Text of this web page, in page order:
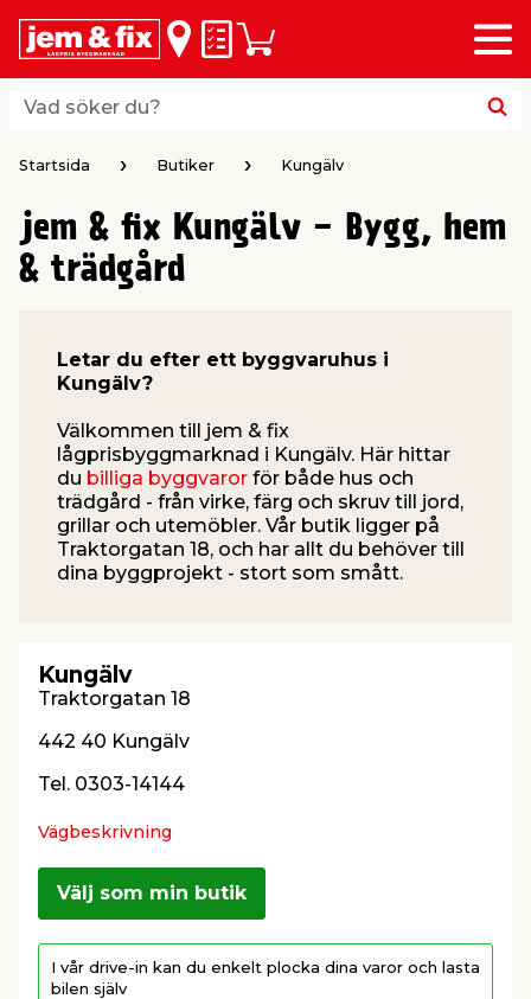
Vad söker du?
Vad söker du?
Inköpslista
Varukorg
Meny
Listverk
& Panel
Plattor
& Klinker
& Fönster
Inredning
& Förvaring
Städ
& Säkerhet
& Dekoration
& Förråd
& Nät
& Flaggstänger
& Ficklampor
& spackel
Maskering
& Tapetverktyg
& Multispray
elverktyg
& Märkning
& Bockar
Rep & Snöre
& Inredning
Startsida Butiker Kungälv
jem & fix Kungälv - Bygg, hem
& trädgård
Letar du efter ett byggvaruhus i
Kungälv?
Välkommen till jem & fix
lågprisbyggmarknad i Kungälv. Här hittar
du billiga byggvaror för både hus och
trädgård - från virke, färg och skruv till jord,
grillar och utemöbler. Vår butik ligger på
Traktorgatan 18, och har allt du behöver till
dina byggprojekt - stort som smått.
Kungälv
Traktorgatan 18
442 40 Kungälv
Tel. 0303-14144
Vägbeskrivning
Välj som min butik
I vår drive-in kan du enkelt plocka dina varor och lasta
bilen själv